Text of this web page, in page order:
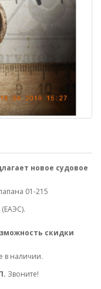
новое судовое
01-215
(ЕАЭС).
скидки
в наличии.
Звоните!